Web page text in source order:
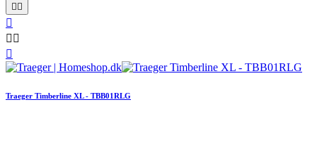


 

Traeger Timberline XL - TBB01RLG